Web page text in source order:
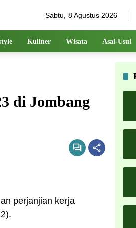
Sabtu, 8 Agustus 2026
Kuliner Wisata Asal-Usul
di Jombang
perjanjian kerja